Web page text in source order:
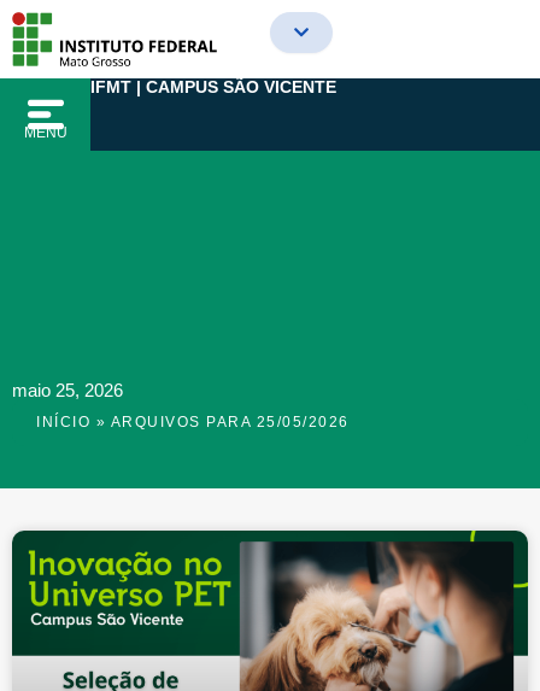
para
conteúdo
MENU
IFMT | CAMPUS SÃO VICENTE
maio 25, 2026
INÍCIO » ARQUIVOS PARA 25/05/2026